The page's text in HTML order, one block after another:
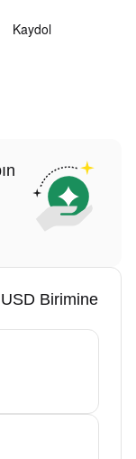
Kaydol
Birimine